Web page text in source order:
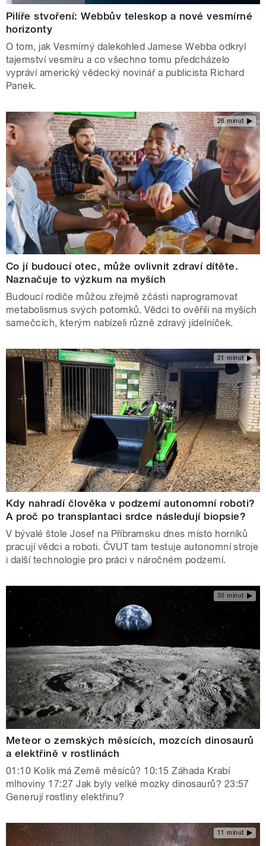
Pilíře stvoření: Webbův teleskop a nové vesmírné
horizonty
O tom, jak Vesmírný dalekohled Jamese Webba odkryl
tajemství vesmíru a co všechno tomu předcházelo
vypráví americký vědecký novinář a publicista Richard
Panek.
26 minut
Co jí budoucí otec, může ovlivnit zdraví dítěte.
Naznačuje to výzkum na myších
Budoucí rodiče můžou zřejmě zčásti naprogramovat
metabolismus svých potomků. Vědci to ověřili na myších
samečcích, kterým nabízeli různě zdravý jídelníček.
21 minut
Kdy nahradí člověka v podzemí autonomní roboti?
A proč po transplantaci srdce následují biopsie?
V bývalé štole Josef na Příbramsku dnes místo horníků
pracují vědci a roboti. ČVUT tam testuje autonomní stroje
i další technologie pro práci v náročném podzemí.
30 minut
Meteor o zemských měsících, mozcích dinosaurů
a elektřině v rostlinách
01:10 Kolik má Země měsíců? 10:15 Záhada Krabí
mlhoviny 17:27 Jak byly velké mozky dinosaurů? 23:57
Generují rostliny elektřinu?
11 minut